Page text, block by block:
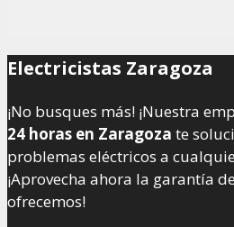
Electricistas Zaragoza
¡No busques más! ¡Nuestra
24 horas en Zaragoza te
problemas eléctricos a
¡Aprovecha ahora la garantía
ofrecemos!